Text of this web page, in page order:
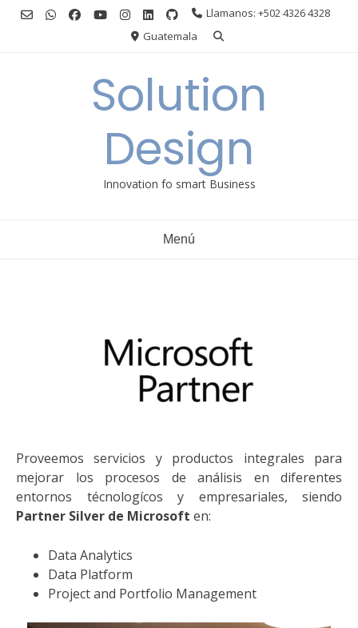
Llamanos: +502 4326 4328
Guatemala
Solution
Design
Innovation fo smart Business
Menú
Proveemos servicios y productos integrales para
mejorar los procesos de análisis en diferentes
entornos técnologícos y empresariales, siendo
Partner Silver de Microsoft en:
Data Analytics
Data Platform
Project and Portfolio Management